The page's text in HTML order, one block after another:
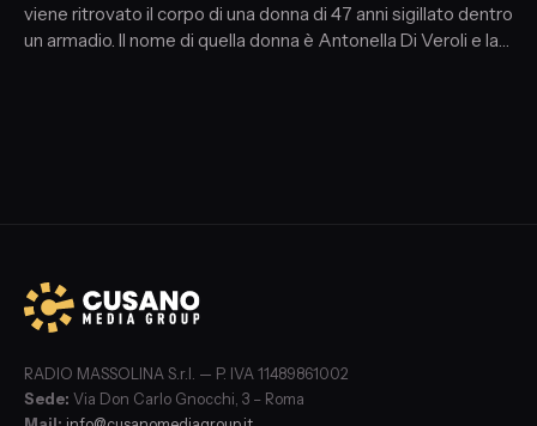
viene ritrovato il corpo di una donna di 47 anni sigillato dentro
un armadio. Il nome di quella donna è Antonella Di Veroli e la
RADIO MASSOLINA S.r.l. — P. IVA 11489861002
Sede: Via Don Carlo Gnocchi, 3 – Roma